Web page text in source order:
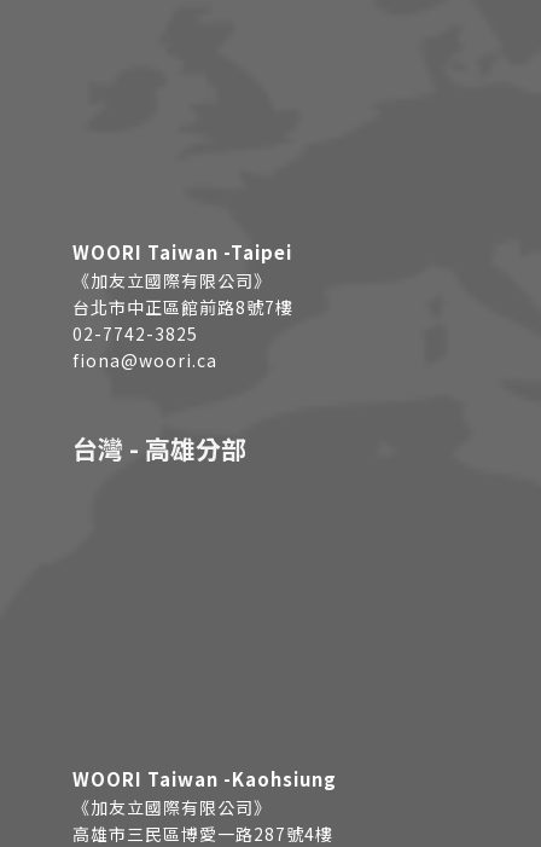
WOORI Taiwan -Taipei
《加友立國際有限公司》
台北市中正區館前路8號7樓
02-7742-3825
fiona@woori.ca
台灣 - 高雄分部
WOORI Taiwan -Kaohsiung
《加友立國際有限公司》
高雄市三民區博愛一路287號4樓